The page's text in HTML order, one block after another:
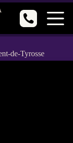
de-Tyrosse